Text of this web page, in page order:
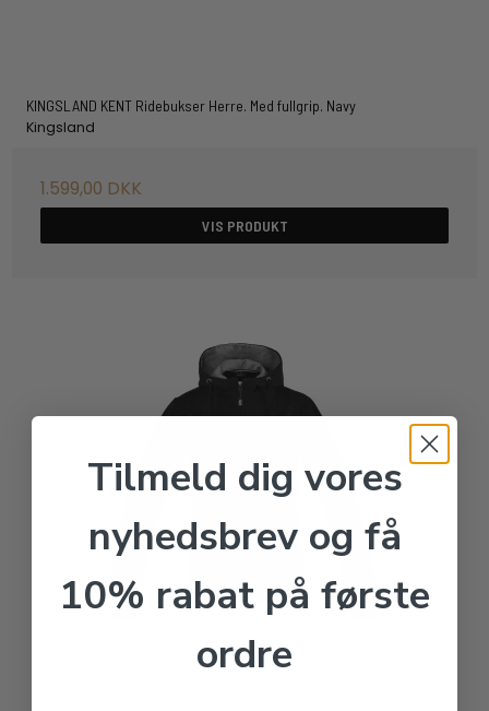
KINGSLAND KENT Ridebukser Herre. Med fullgrip. Navy
Kingsland
1.599,00 DKK
VIS PRODUKT
Tilmeld dig vores
nyhedsbrev og få
10% rabat på første
ordre